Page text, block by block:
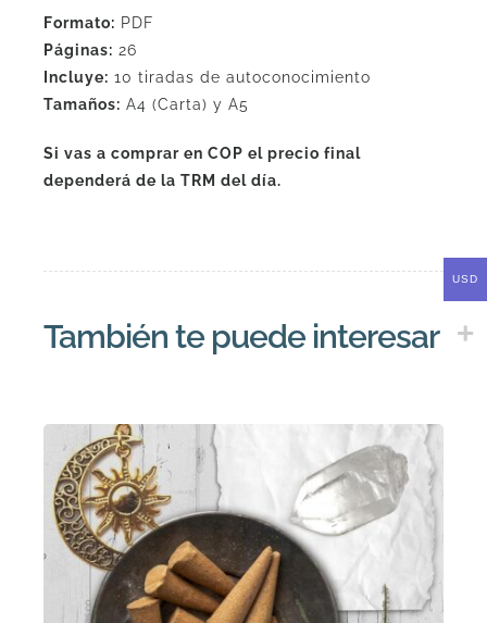
Formato: PDF
Páginas: 26
Incluye: 10 tiradas de autoconocimiento
Tamaños: A4 (Carta) y A5
Si vas a comprar en COP el precio final
dependerá de la TRM del día.
También te puede interesar
USD